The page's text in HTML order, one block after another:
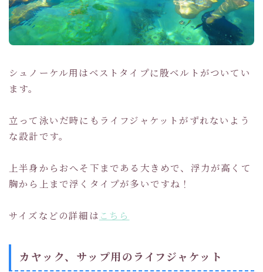
シュノーケル用はベストタイプに股ベルトがついてい
ます。
立って泳いだ時にもライフジャケットがずれないよう
な設計です。
上半身からおへそ下まである大きめで、浮力が高くて
胸から上まで浮くタイプが多いですね！
サイズなどの詳細は こちら
カヤック、サップ用のライフジャケット